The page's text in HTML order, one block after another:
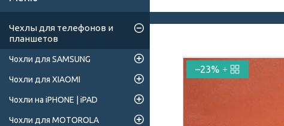
–23%
Чехлы для телефонов и
планшетов
Чохли для SAMSUNG
Чохли для XIAOMI
Чохли на iPHONE | iPAD
Чохли для MOTOROLA